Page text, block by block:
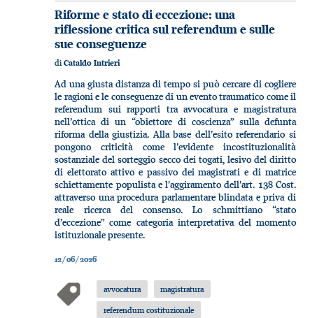
Riforme e stato di eccezione: una
riflessione critica sul referendum e sulle
sue conseguenze
diCataldo Intrieri
Ad una giusta distanza di tempo si può cercare di cogliere
le ragioni e le conseguenze di un evento traumatico come il
referendum sui rapporti tra avvocatura e magistratura
nell’ottica di un “obiettore di coscienza” sulla defunta
riforma della giustizia. Alla base dell’esito referendario si
pongono criticità come l’evidente incostituzionalità
sostanziale del sorteggio secco dei togati, lesivo del diritto
di elettorato attivo e passivo dei magistrati e di matrice
schiettamente populista e l’aggiramento dell’art. 138 Cost.
attraverso una procedura parlamentare blindata e priva di
reale ricerca del consenso. Lo schmittiano “stato
d’eccezione” come categoria interpretativa del momento
istituzionale presente.
12/06/2026
avvocatura
magistratura
referendum costituzionale